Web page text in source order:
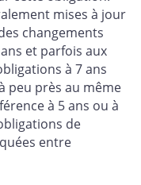
mises à jour
changements
et parfois aux
à 7 ans
peu près au même
à 5 ans ou à
de
entre